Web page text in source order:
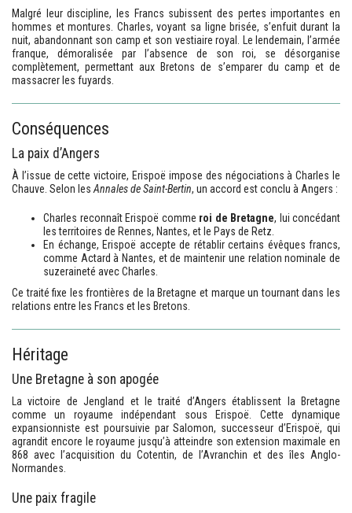
Malgré leur discipline, les Francs subissent des pertes importantes en
hommes et montures. Charles, voyant sa ligne brisée, s’enfuit durant la
nuit, abandonnant son camp et son vestiaire royal. Le lendemain, l’armée
franque, démoralisée par l’absence de son roi, se désorganise
complètement, permettant aux Bretons de s’emparer du camp et de
massacrer les fuyards.
Conséquences
La paix d’Angers
À l’issue de cette victoire, Erispoë impose des négociations à Charles le
Chauve. Selon lesAnnales de Saint-Bertin, un accord est conclu à Angers :
Charles reconnaît Erispoë comme roi de Bretagne, lui concédant
les territoires de Rennes, Nantes, et le Pays de Retz.
En échange, Erispoë accepte de rétablir certains évêques francs,
comme Actard à Nantes, et de maintenir une relation nominale de
suzeraineté avec Charles.
Ce traité fixe les frontières de la Bretagne et marque un tournant dans les
relations entre les Francs et les Bretons.
Héritage
Une Bretagne à son apogée
La victoire de Jengland et le traité d’Angers établissent la Bretagne
comme un royaume indépendant sous Erispoë. Cette dynamique
expansionniste est poursuivie par Salomon, successeur d’Erispoë, qui
agrandit encore le royaume jusqu’à atteindre son extension maximale en
868 avec l’acquisition du Cotentin, de l’Avranchin et des îles Anglo-
Normandes.
Une paix fragile